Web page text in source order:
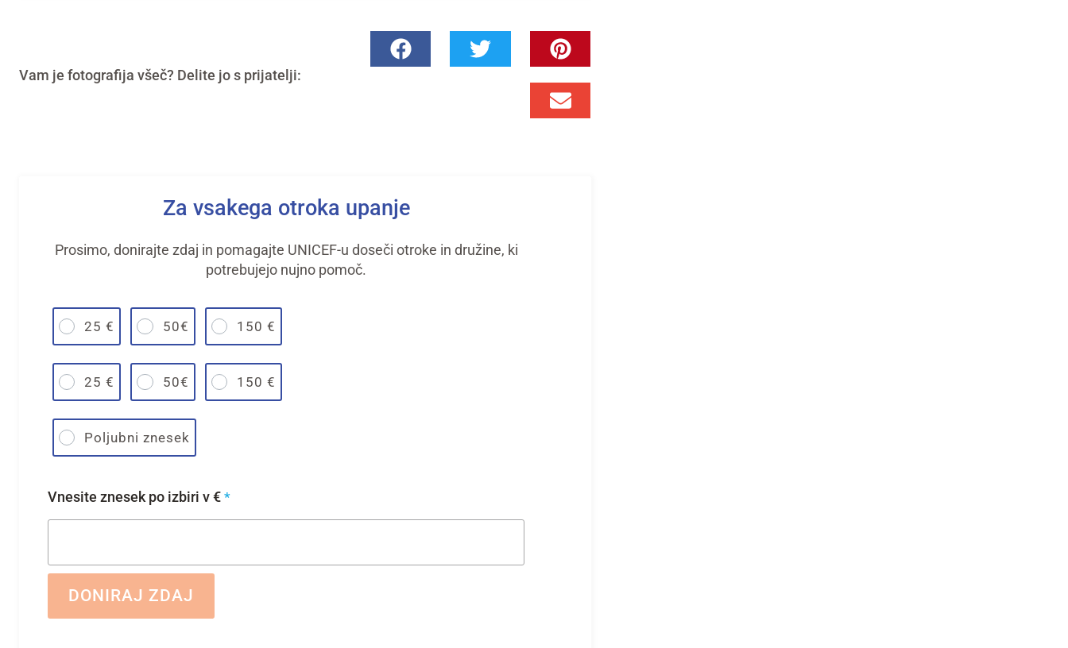
Vam je fotografija všeč? Delite jo s prijatelji:
Za vsakega otroka upanje
Prosimo, donirajte zdaj in pomagajte UNICEF-u doseči otroke in družine, ki
potrebujejo nujno pomoč.
25 € 50€ 150 €
25 € 50€ 150 €
Poljubni znesek
Vnesite znesek po izbiri v € *
DONIRAJ ZDAJ